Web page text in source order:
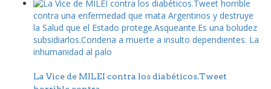
La Vice de MILEI contra los diabéticos.Tweet